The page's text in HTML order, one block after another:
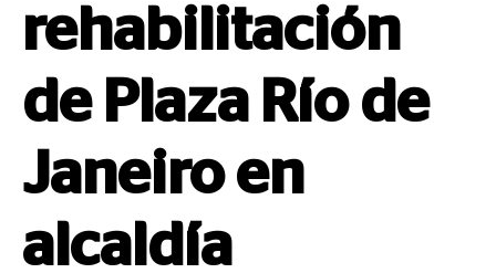
rehabilitación
de Plaza Río de
Janeiro en
alcaldía